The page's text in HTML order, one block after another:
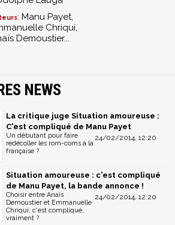
: Manu Payet,
Chriqui,
Demoustier...
NEWS
La critique juge Situation amoureuse :
C'est compliqué de Manu Payet
24/02/2014, 12:20
Un débutant pour faire
redécoller les rom-coms à la
française ?
Situation amoureuse : c'est compliqué
de Manu Payet, la bande annonce !
24/02/2014, 12:20
Choisir entre Anaïs
Demoustier et Emmanuelle
Chriqui, c'est compliqué,
vraiment ?